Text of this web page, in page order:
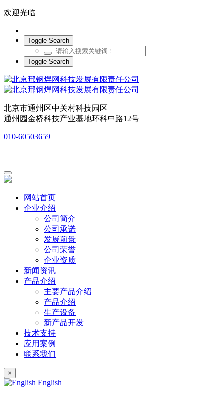
欢迎光临
Toggle Search
Toggle Search
北京市通州区中关村科技园区
通州园金桥科技产业基地环科中路12号
010-60503659
网站首页
企业介绍
公司简介
公司承诺
发展前景
公司荣誉
企业资质
新闻资讯
产品介绍
主要产品介绍
产品介绍
生产设备
新产品开发
技术支持
应用案例
联系我们
×
English